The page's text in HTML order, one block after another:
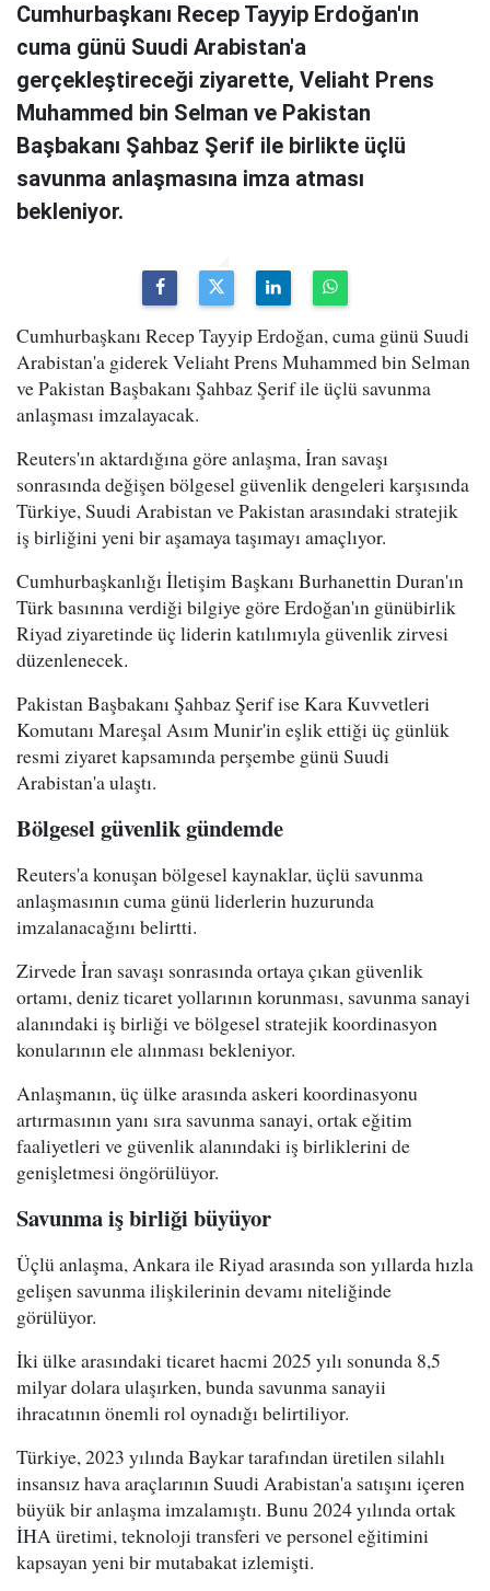
Cumhurbaşkanı Recep Tayyip Erdoğan'ın
cuma günü Suudi Arabistan'a
gerçekleştireceği ziyarette, Veliaht Prens
Muhammed bin Selman ve Pakistan
Başbakanı Şahbaz Şerif ile birlikte üçlü
savunma anlaşmasına imza atması
bekleniyor.
Cumhurbaşkanı Recep Tayyip Erdoğan, cuma günü Suudi
Arabistan'a giderek Veliaht Prens Muhammed bin Selman
ve Pakistan Başbakanı Şahbaz Şerif ile üçlü savunma
anlaşması imzalayacak.
Reuters'ın aktardığına göre anlaşma, İran savaşı
sonrasında değişen bölgesel güvenlik dengeleri karşısında
Türkiye, Suudi Arabistan ve Pakistan arasındaki stratejik
iş birliğini yeni bir aşamaya taşımayı amaçlıyor.
Cumhurbaşkanlığı İletişim Başkanı Burhanettin Duran'ın
Türk basınına verdiği bilgiye göre Erdoğan'ın günübirlik
Riyad ziyaretinde üç liderin katılımıyla güvenlik zirvesi
düzenlenecek.
Pakistan Başbakanı Şahbaz Şerif ise Kara Kuvvetleri
Komutanı Mareşal Asım Munir'in eşlik ettiği üç günlük
resmi ziyaret kapsamında perşembe günü Suudi
Arabistan'a ulaştı.
Bölgesel güvenlik gündemde
Reuters'a konuşan bölgesel kaynaklar, üçlü savunma
anlaşmasının cuma günü liderlerin huzurunda
imzalanacağını belirtti.
Zirvede İran savaşı sonrasında ortaya çıkan güvenlik
ortamı, deniz ticaret yollarının korunması, savunma sanayi
alanındaki iş birliği ve bölgesel stratejik koordinasyon
konularının ele alınması bekleniyor.
Anlaşmanın, üç ülke arasında askeri koordinasyonu
artırmasının yanı sıra savunma sanayi, ortak eğitim
faaliyetleri ve güvenlik alanındaki iş birliklerini de
genişletmesi öngörülüyor.
Savunma iş birliği büyüyor
Üçlü anlaşma, Ankara ile Riyad arasında son yıllarda hızla
gelişen savunma ilişkilerinin devamı niteliğinde
görülüyor.
İki ülke arasındaki ticaret hacmi 2025 yılı sonunda 8,5
milyar dolara ulaşırken, bunda savunma sanayii
ihracatının önemli rol oynadığı belirtiliyor.
Türkiye, 2023 yılında Baykar tarafından üretilen silahlı
insansız hava araçlarının Suudi Arabistan'a satışını içeren
büyük bir anlaşma imzalamıştı. Bunu 2024 yılında ortak
İHA üretimi, teknoloji transferi ve personel eğitimini
kapsayan yeni bir mutabakat izlemişti.